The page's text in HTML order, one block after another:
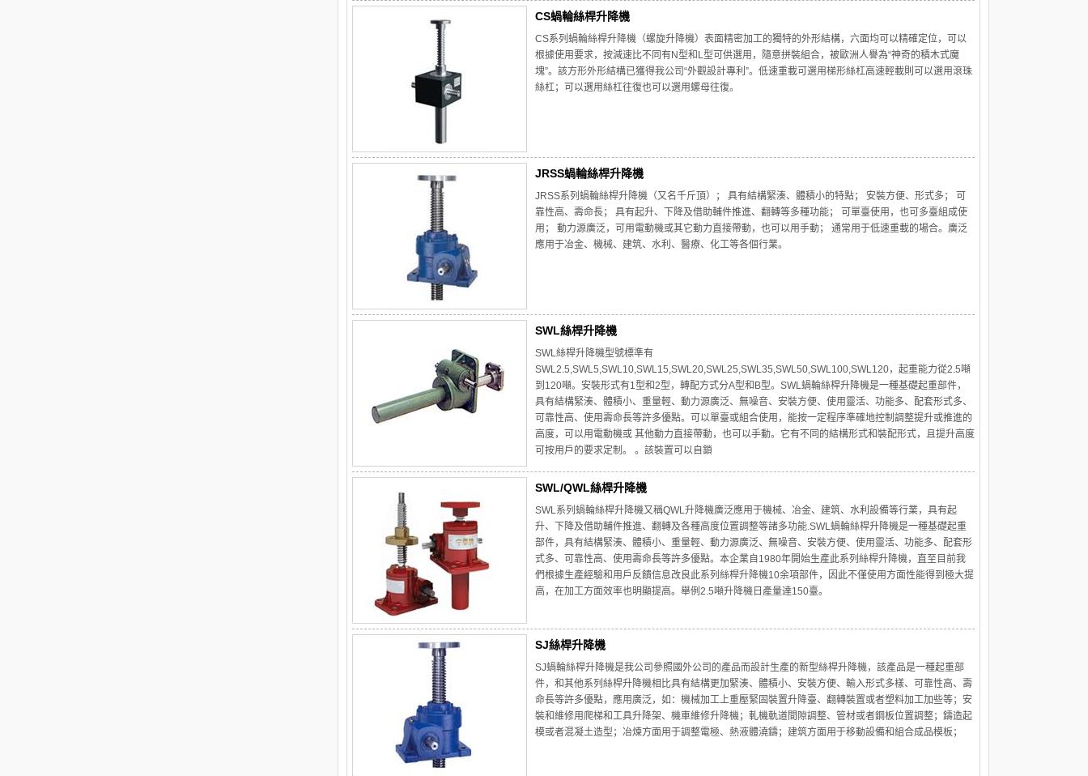
CS蝸輪絲桿升降機
CS系列蝸輪絲桿升降機（螺旋升降機）表面精密加工的獨特的外形結構，六面均可以精確定位，可以
根據使用要求，按減速比不同有N型和L型可供選用，隨意拼裝組合，被歐洲人譽為“神奇的積木式魔
塊”。該方形外形結構已獲得我公司“外觀設計專利”。低速重載可選用梯形絲杠高速輕載則可以選用滾珠
絲杠；可以選用絲杠往復也可以選用螺母往復。
JRSS蝸輪絲桿升降機
JRSS系列蝸輪絲桿升降機（又名千斤頂）； 具有結構緊湊、體積小的特點； 安裝方便、形式多； 可
靠性高、壽命長； 具有起升、下降及借助輔件推進、翻轉等多種功能； 可單臺使用，也可多臺組成使
用； 動力源廣泛，可用電動機或其它動力直接帶動，也可以用手動； 通常用于低速重載的場合。廣泛
應用于冶金、機械、建筑、水利、醫療、化工等各個行業。
SWL絲桿升降機
SWL絲桿升降機型號標準有
SWL2.5,SWL5,SWL10,SWL15,SWL20,SWL25,SWL35,SWL50,SWL100,SWL120，起重能力從2.5噸
到120噸。安裝形式有1型和2型，轉配方式分A型和B型。SWL蝸輪絲桿升降機是一種基礎起重部件，
具有結構緊湊、體積小、重量輕、動力源廣泛、無噪音、安裝方便、使用靈活、功能多、配套形式多、
可靠性高、使用壽命長等許多優點。可以單臺或組合使用，能按一定程序準確地控制調整提升或推進的
高度，可以用電動機或 其他動力直接帶動，也可以手動。它有不同的結構形式和裝配形式，且提升高度
可按用戶的要求定制。 。該裝置可以自鎖
SWL/QWL絲桿升降機
SWL系列蝸輪絲桿升降機又稱QWL升降機廣泛應用于機械、冶金、建筑、水利設備等行業，具有起
升、下降及借助輔件推進、翻轉及各種高度位置調整等諸多功能.SWL蝸輪絲桿升降機是一種基礎起重
部件，具有結構緊湊、體積小、重量輕、動力源廣泛、無噪音、安裝方便、使用靈活、功能多、配套形
式多、可靠性高、使用壽命長等許多優點。本企業自1980年開始生產此系列絲桿升降機，直至目前我
們根據生產經驗和用戶反饋信息改良此系列絲桿升降機10余項部件，因此不僅使用方面性能得到極大提
高，在加工方面效率也明顯提高。舉例2.5噸升降機日產量達150臺。
SJ絲桿升降機
SJ蝸輪絲桿升降機是我公司參照國外公司的產品而設計生產的新型絲桿升降機，該產品是一種起重部
件，和其他系列絲桿升降機相比具有結構更加緊湊、體積小、安裝方便、輸入形式多樣、可靠性高、壽
命長等許多優點，應用廣泛，如：機械加工上重壓緊固裝置升降臺、翻轉裝置或者塑料加工加些等；安
裝和維修用爬梯和工具升降架、機車維修升降機；軋機軌道間隙調整、管材或者鋼板位置調整；鑄造起
模或者混凝土造型；冶煉方面用于調整電極、熱液體澆鑄；建筑方面用于移動設備和組合成品模板；